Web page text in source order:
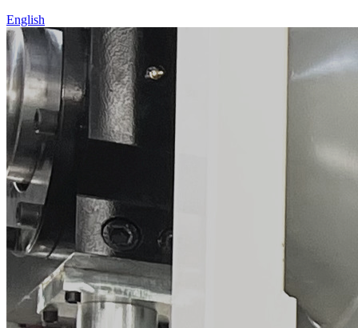
English